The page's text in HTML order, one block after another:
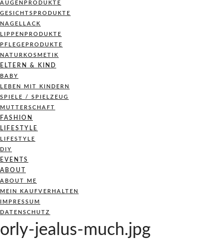
AUGENPRODUKTE
GESICHTSPRODUKTE
NAGELLACK
LIPPENPRODUKTE
PFLEGEPRODUKTE
NATURKOSMETIK
ELTERN & KIND
BABY
LEBEN MIT KINDERN
SPIELE / SPIELZEUG
MUTTERSCHAFT
FASHION
LIFESTYLE
LIFESTYLE
DIY
EVENTS
ABOUT
ABOUT ME
MEIN KAUFVERHALTEN
IMPRESSUM
DATENSCHUTZ
orly-jealus-much.jpg